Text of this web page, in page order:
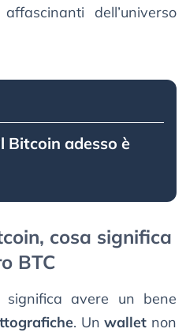
dell’universo
Bitcoin adesso è
cosa significa
BTC
significa avere un bene
. Unwallet non